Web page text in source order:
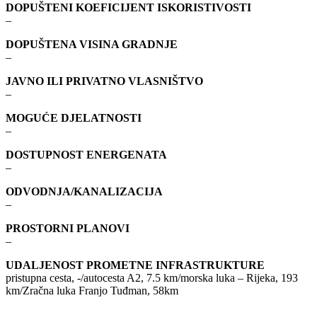
DOPUŠTENI KOEFICIJENT ISKORISTIVOSTI
–
DOPUŠTENA VISINA GRADNJE
–
JAVNO ILI PRIVATNO VLASNIŠTVO
–
MOGUĆE DJELATNOSTI
–
DOSTUPNOST ENERGENATA
–
ODVODNJA/KANALIZACIJA
–
PROSTORNI PLANOVI
–
UDALJENOST PROMETNE INFRASTRUKTURE
pristupna cesta, -/autocesta A2, 7.5 km/morska luka – Rijeka, 193
km/Zračna luka Franjo Tuđman, 58km